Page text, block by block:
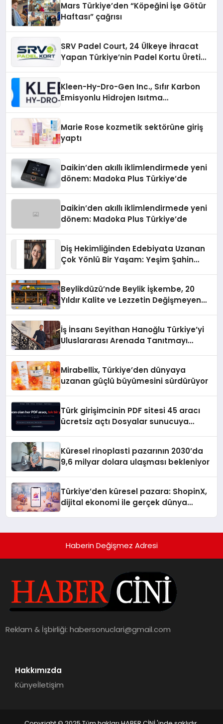
Mars Türkiye’den “Köpeğini İşe Götür
Haftası” çağrısı
SRV Padel Court, 24 Ülkeye İhracat
Yapan Türkiye’nin Padel Kortu Üretim
Kleen-Hy-Dro-Gen Inc., Sıfır Karbon
Emisyonlu Hidrojen Isıtma
Marie Rose kozmetik sektörüne giriş
yaptı
Daikin’den akıllı iklimlendirmede yeni
dönem: Madoka Plus Türkiye’de
Daikin’den akıllı iklimlendirmede yeni
dönem: Madoka Plus Türkiye’de
Diş Hekimliğinden Edebiyata Uzanan
Çok Yönlü Bir Yaşam: Yeşim Şahin
Beylikdüzü’nde Beylik İşkembe, 20
Yıldır Kalite ve Lezzetin Değişmeyen
İş İnsanı Seyithan Hanoğlu Türkiye’yi
Uluslararası Arenada Tanıtmayı
Mirabellix, Türkiye’den dünyaya
uzanan güçlü büyümesini sürdürüyor
Türk girişimcinin PDF sitesi 45 aracı
ücretsiz açtı Dosyalar sunucuya
Küresel rinoplasti pazarının 2030’da
9,6 milyar dolara ulaşması bekleniyor
Türkiye’den küresel pazara: ShopinX,
dijital ekonomi ile gerçek dünya
Haberin Değişmez Adresi
Reklam & İşbirliği:habersonuclari@gmail.com
Hakkımızda
Künyeİletişim